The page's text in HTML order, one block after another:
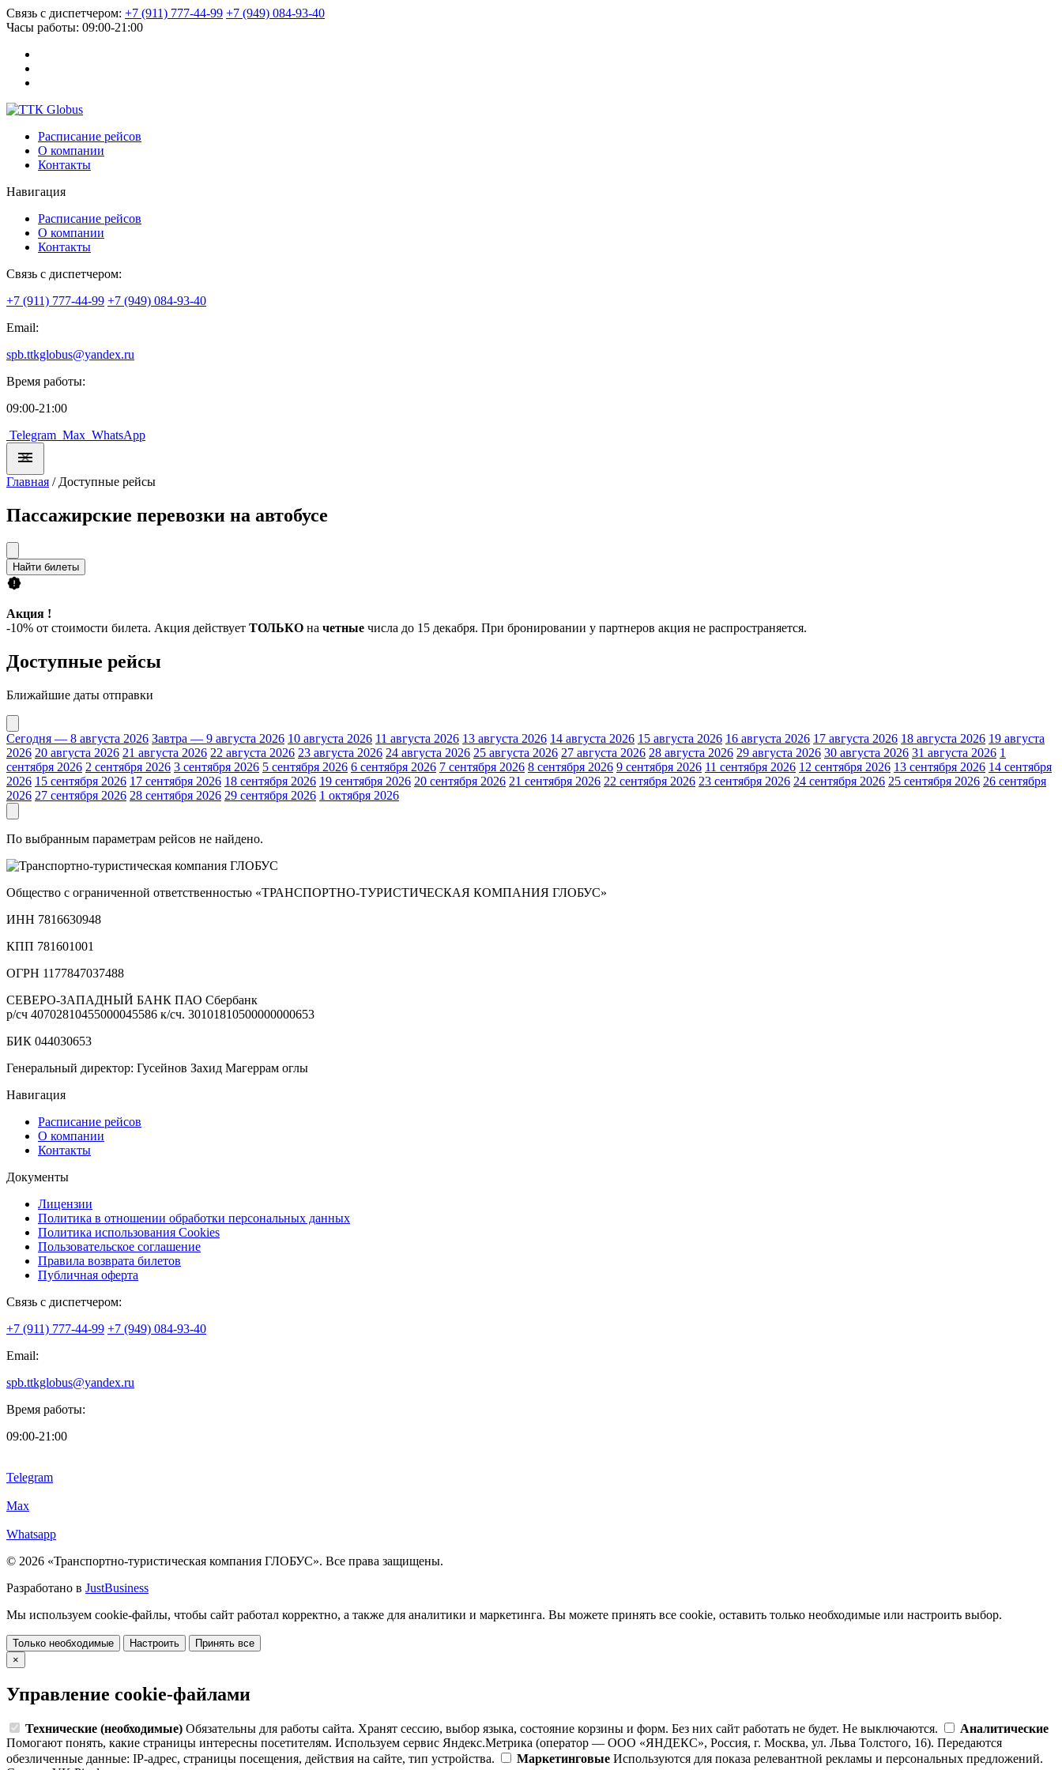
Связь с диспетчером: +7 (911) 777-44-99 +7 (949) 084-93-40
Часы работы: 09:00-21:00
Расписание рейсов
О компании
Контакты
Навигация
Расписание рейсов
О компании
Контакты
Связь с диспетчером:
+7 (911) 777-44-99 +7 (949) 084-93-40
Email:
spb.ttkglobus@yandex.ru
Время работы:
09:00-21:00
Telegram Max WhatsApp
Главная / Доступные рейсы
Пассажирские перевозки на автобусе
Найти билеты
Акция !
-10% от стоимости билета. Акция действует ТОЛЬКО на четные числа до 15 декабря. При бронировании у партнеров акция не распространяется.
Доступные рейсы
Ближайшие даты отправки
Сегодня — 8 августа 2026 Завтра — 9 августа 2026 10 августа 2026 11 августа 2026 13 августа 2026 14 августа 2026 15 августа 2026 16 августа 2026 17 августа 2026 18 августа 2026 19 августа
2026 20 августа 2026 21 августа 2026 22 августа 2026 23 августа 2026 24 августа 2026 25 августа 2026 27 августа 2026 28 августа 2026 29 августа 2026 30 августа 2026 31 августа 2026 1
сентября 2026 2 сентября 2026 3 сентября 2026 5 сентября 2026 6 сентября 2026 7 сентября 2026 8 сентября 2026 9 сентября 2026 11 сентября 2026 12 сентября 2026 13 сентября 2026 14 сентября
2026 15 сентября 2026 17 сентября 2026 18 сентября 2026 19 сентября 2026 20 сентября 2026 21 сентября 2026 22 сентября 2026 23 сентября 2026 24 сентября 2026 25 сентября 2026 26 сентября
2026 27 сентября 2026 28 сентября 2026 29 сентября 2026 1 октября 2026
По выбранным параметрам рейсов не найдено.
Общество с ограниченной ответственностью «ТРАНСПОРТНО‑ТУРИСТИЧЕСКАЯ КОМПАНИЯ ГЛОБУС»
ИНН 7816630948
КПП 781601001
ОГРН 1177847037488
СЕВЕРО-ЗАПАДНЫЙ БАНК ПАО Сбербанк
р/сч 40702810455000045586 к/сч. 30101810500000000653
БИК 044030653
Генеральный директор: Гусейнов Захид Магеррам оглы
Навигация
Расписание рейсов
О компании
Контакты
Документы
Лицензии
Политика в отношении обработки персональных данных
Политика использования Cookies
Пользовательское соглашение
Правила возврата билетов
Публичная оферта
Связь с диспетчером:
+7 (911) 777-44-99 +7 (949) 084-93-40
Email:
spb.ttkglobus@yandex.ru
Время работы:
09:00-21:00
Telegram
Max
Whatsapp
© 2026 «Транспортно-туристическая компания ГЛОБУС». Все права защищены.
Разработано в JustBusiness
Мы используем cookie-файлы, чтобы сайт работал корректно, а также для аналитики и маркетинга. Вы можете принять все cookie, оставить только необходимые или настроить выбор.
Только необходимые Настроить
Принять все
×
Управление cookie-файлами
Технические (необходимые) Обязательны для работы сайта. Хранят сессию, выбор языка, состояние корзины и форм. Без них сайт работать не будет. Не выключаются.
Аналитические
Помогают понять, какие страницы интересны посетителям. Используем сервис Яндекс.Метрика (оператор — ООО «ЯНДЕКС», Россия, г. Москва, ул. Льва Толстого, 16). Передаются
обезличенные данные: IP-адрес, страницы посещения, действия на сайте, тип устройства.
Маркетинговые Используются для показа релевантной рекламы и персональных предложений.